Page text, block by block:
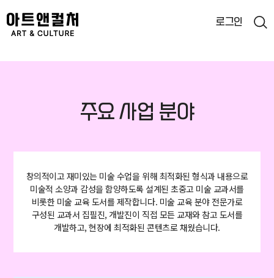
로그인
주요 사업 분야
창의적이고 재미있는 미술 수업을 위해 최적화된 형식과 내용으로
미술적 소양과 감성을 함양하도록 설계된 초중고 미술 교과서를
비롯한 미술 교육 도서를 제작합니다. 미술 교육 분야 전문가로
구성된 교과서 집필진, 개발진이 직접 모든 교재와 참고 도서를
개발하고,현장에 최적화된 콘텐츠로 채웠습니다.